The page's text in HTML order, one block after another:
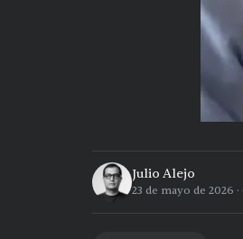
Julio Alejo
23 de mayo de 2026 ·